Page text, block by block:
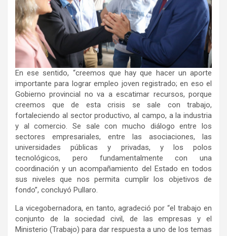
En ese sentido, “creemos que hay que hacer un aporte
importante para lograr empleo joven registrado; en eso el
Gobierno provincial no va a escatimar recursos, porque
creemos que de esta crisis se sale con trabajo,
fortaleciendo al sector productivo, al campo, a la industria
y al comercio. Se sale con mucho diálogo entre los
sectores empresariales, entre las asociaciones, las
universidades públicas y privadas, y los polos
tecnológicos, pero fundamentalmente con una
coordinación y un acompañamiento del Estado en todos
sus niveles que nos permita cumplir los objetivos de
fondo”, concluyó Pullaro.
La vicegobernadora, en tanto, agradeció por “el trabajo en
conjunto de la sociedad civil, de las empresas y el
Ministerio (Trabajo) para dar respuesta a uno de los temas